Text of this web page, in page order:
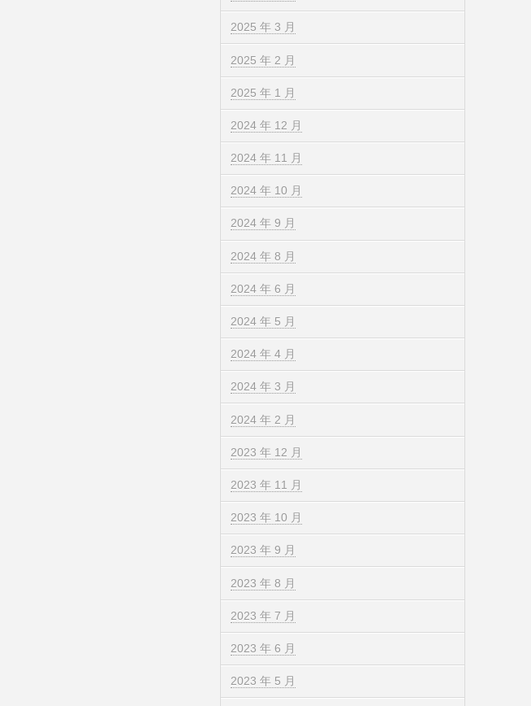
2025 年 3 月
2025 年 2 月
2025 年 1 月
2024 年 12 月
2024 年 11 月
2024 年 10 月
2024 年 9 月
2024 年 8 月
2024 年 6 月
2024 年 5 月
2024 年 4 月
2024 年 3 月
2024 年 2 月
2023 年 12 月
2023 年 11 月
2023 年 10 月
2023 年 9 月
2023 年 8 月
2023 年 7 月
2023 年 6 月
2023 年 5 月